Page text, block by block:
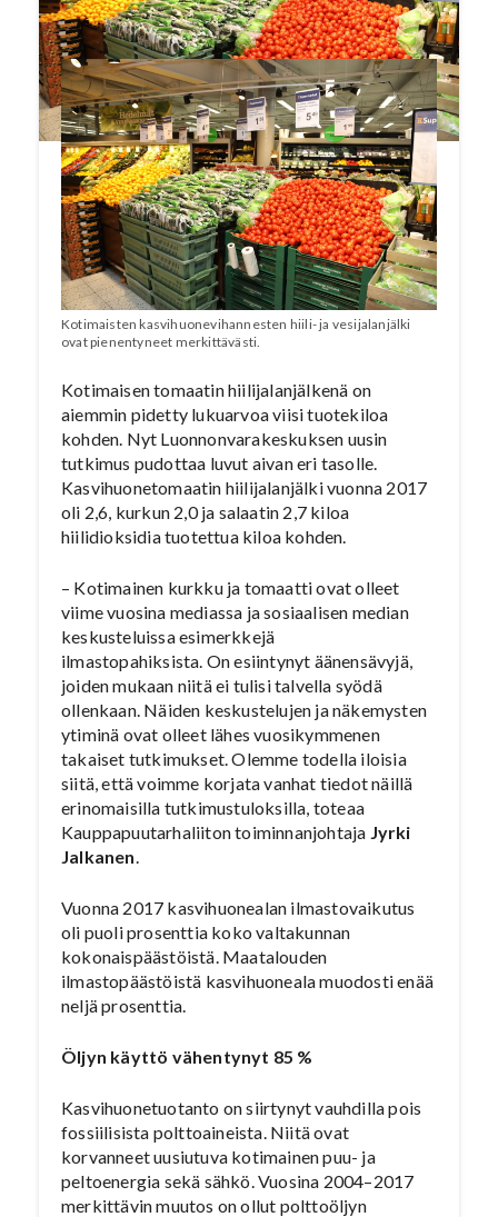
prosenttia.
Kotimaisten kasvihuonevihannesten hiili- ja vesijalanjälki
ovat pienentyneet merkittävästi.
Kotimaisen tomaatin hiilijalanjälkenä on
aiemmin pidetty lukuarvoa viisi tuotekiloa
kohden. Nyt Luonnonvarakeskuksen uusin
tutkimus pudottaa luvut aivan eri tasolle.
Kasvihuonetomaatin hiilijalanjälki vuonna 2017
oli 2,6, kurkun 2,0 ja salaatin 2,7 kiloa
hiilidioksidia tuotettua kiloa kohden.
– Kotimainen kurkku ja tomaatti ovat olleet
viime vuosina mediassa ja sosiaalisen median
keskusteluissa esimerkkejä
ilmastopahiksista. On esiintynyt äänensävyjä,
joiden mukaan niitä ei tulisi talvella syödä
ollenkaan. Näiden keskustelujen ja näkemysten
ytiminä ovat olleet lähes vuosikymmenen
takaiset tutkimukset. Olemme todella iloisia
siitä, että voimme korjata vanhat tiedot näillä
erinomaisilla tutkimustuloksilla, toteaa
Kauppapuutarhaliiton toiminnanjohtaja Jyrki
Jalkanen
Vuonna 2017 kasvihuonealan ilmastovaikutus
oli puoli prosenttia koko valtakunnan
kokonaispäästöistä. Maatalouden
ilmastopäästöistä kasvihuoneala muodosti enää
neljä prosenttia.
Öljyn käyttö vähentynyt 85 %
Kasvihuonetuotanto on siirtynyt vauhdilla pois
fossiilisista polttoaineista. Niitä ovat
korvanneet uusiutuva kotimainen puu- ja
peltoenergia sekä sähkö. Vuosina 2004–2017
merkittävin muutos on ollut polttoöljyn